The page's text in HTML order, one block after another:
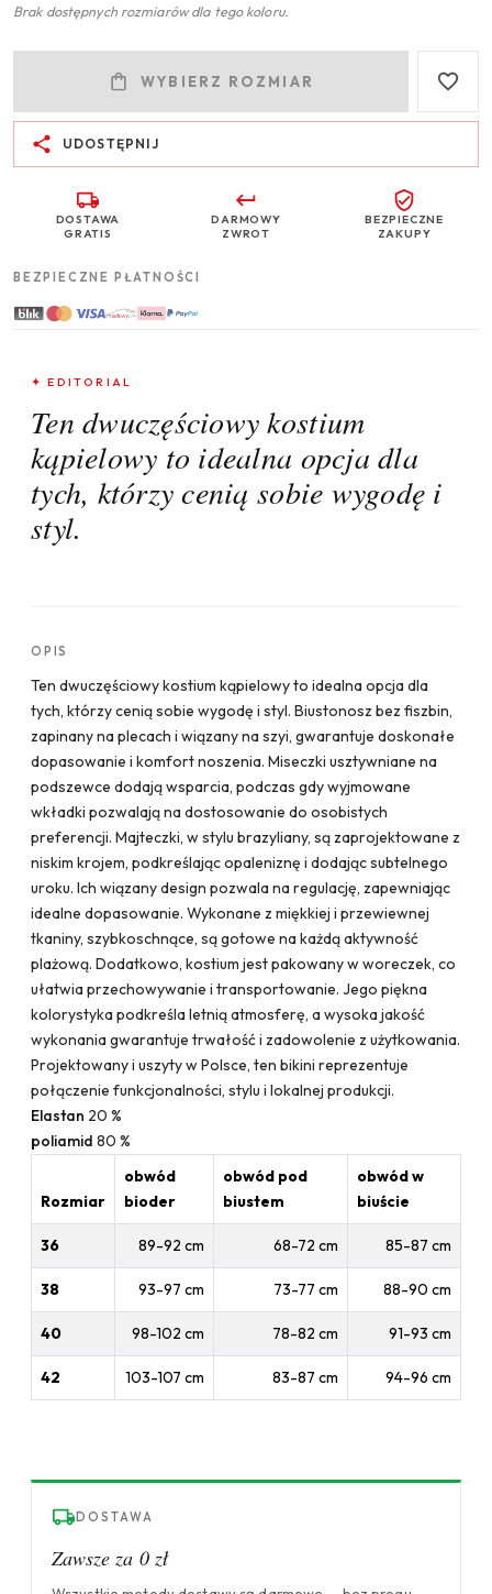
Brak dostępnych rozmiarów dla tego koloru.
WYBIERZ ROZMIAR
UDOSTĘPNIJ
DOSTAWA
GRATIS
DARMOWY
ZWROT
BEZPIECZNE
ZAKUPY
BEZPIECZNE PŁATNOŚCI
✦ EDITORIAL
Ten dwuczęściowy kostium
kąpielowy to idealna opcja dla
tych, którzy cenią sobie wygodę i
styl.
OPIS
Ten dwuczęściowy kostium kąpielowy to idealna opcja dla
tych, którzy cenią sobie wygodę i styl. Biustonosz bez fiszbin,
zapinany na plecach i wiązany na szyi, gwarantuje doskonałe
dopasowanie i komfort noszenia. Miseczki usztywniane na
podszewce dodają wsparcia, podczas gdy wyjmowane
wkładki pozwalają na dostosowanie do osobistych
preferencji. Majteczki, w stylu brazyliany, są zaprojektowane z
niskim krojem, podkreślając opaleniznę i dodając subtelnego
uroku. Ich wiązany design pozwala na regulację, zapewniając
idealne dopasowanie. Wykonane z miękkiej i przewiewnej
tkaniny, szybkoschnące, są gotowe na każdą aktywność
plażową. Dodatkowo, kostium jest pakowany w woreczek, co
ułatwia przechowywanie i transportowanie. Jego piękna
kolorystyka podkreśla letnią atmosferę, a wysoka jakość
wykonania gwarantuje trwałość i zadowolenie z użytkowania.
Projektowany i uszyty w Polsce, ten bikini reprezentuje
połączenie funkcjonalności, stylu i lokalnej produkcji.
Elastan 20 %
poliamid 80 %
Rozmiar
obwód
bioder
obwód pod
biustem
obwód w
biuście
36 89-92 cm 68-72 cm 85-87 cm
38 93-97 cm 73-77 cm 88-90 cm
40 98-102 cm 78-82 cm 91-93 cm
42 103-107 cm 83-87 cm 94-96 cm
DOSTAWA
Zawsze za 0 zł